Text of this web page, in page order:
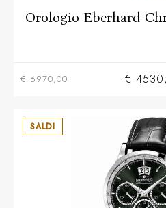
Orologio Eberhard
€ 6970,00 €
SALDI